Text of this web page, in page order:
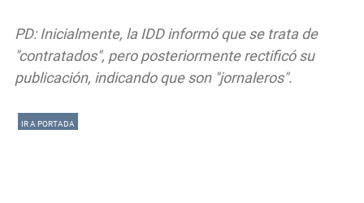
PD: Inicialmente, la IDD informó que se trata de
"contratados", pero posteriormente rectificó su
publicación, indicando que son "jornaleros".
IR A PORTADA